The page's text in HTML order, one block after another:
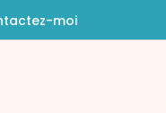
moi